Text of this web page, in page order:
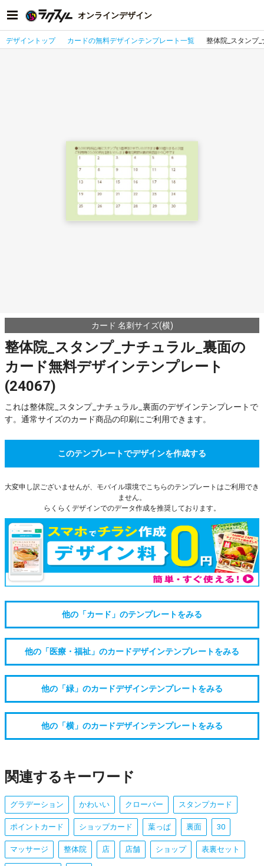
オンラインデザイン
デザイントップ カードの無料デザインテンプレート一覧 整体院_スタンプ
カード 名刺サイズ(横)
整体院_スタンプ_ナチュラル_裏面の
カード無料デザインテンプレート
(24067)
これは整体院_スタンプ_ナチュラル_裏面のデザインテンプレートで
す。通常サイズのカード商品の印刷にご利用できます。
このテンプレートでデザインを作成する
大変申し訳ございませんが、モバイル環境でこちらのテンプレートはご利用でき
ません。
らくらくデザインでのデータ作成を推奨しております。
他の「カード」のテンプレートをみる
他の「医療・福祉」のカードデザインテンプレートをみる
他の「緑」のカードデザインテンプレートをみる
他の「横」のカードデザインテンプレートをみる
関連するキーワード
グラデーション かわいい クローバー スタンプカード
ポイントカード ショップカード 葉っぱ 裏面 30
マッサージ 整体院 店 店舗 ショップ 表裏セット